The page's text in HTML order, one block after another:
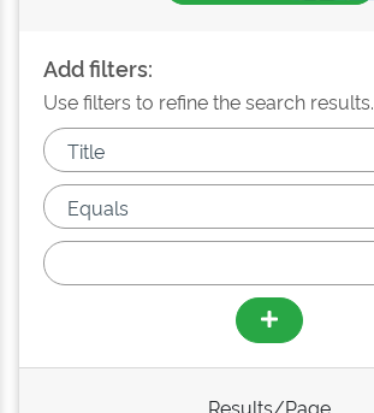
Add filters:
Use filters to refine the search results.
Results/Page